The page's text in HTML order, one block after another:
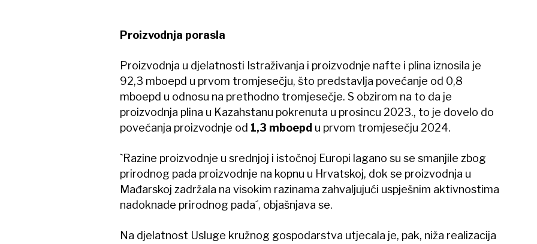
Proizvodnja porasla
Proizvodnja u djelatnosti Istraživanja i proizvodnje nafte i plina iznosila je
92,3 mboepd u prvom tromjesečju, što predstavlja povećanje od 0,8
mboepd u odnosu na prethodno tromjesečje. S obzirom na to da je
proizvodnja plina u Kazahstanu pokrenuta u prosincu 2023., to je dovelo do
povećanja proizvodnje od 1,3 mboepd u prvom tromjesečju 2024.
`Razine proizvodnje u srednjoj i istočnoj Europi lagano su se smanjile zbog
prirodnog pada proizvodnje na kopnu u Hrvatskoj, dok se proizvodnja u
Mađarskoj zadržala na visokim razinama zahvaljujući uspješnim aktivnostima
nadoknade prirodnog pada´, objašnjava se.
Na djelatnost Usluge kružnog gospodarstva utjecala je, pak, niža realizacija